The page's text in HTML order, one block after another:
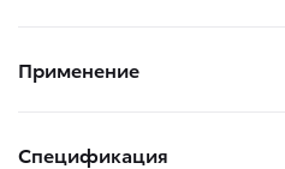
Применение
Спецификация